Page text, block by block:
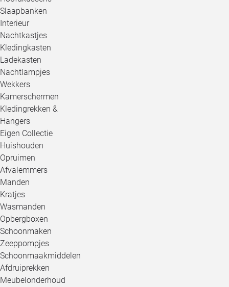
Slaapbanken
Interieur
Nachtkastjes
Kledingkasten
Ladekasten
Nachtlampjes
Wekkers
Kamerschermen
Kledingrekken &
Hangers
Eigen Collectie
Huishouden
Opruimen
Afvalemmers
Manden
Kratjes
Wasmanden
Opbergboxen
Schoonmaken
Zeeppompjes
Schoonmaakmiddelen
Afdruiprekken
Meubelonderhoud